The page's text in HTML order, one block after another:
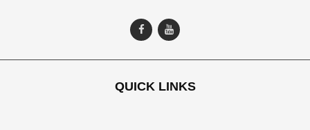
QUICK LINKS